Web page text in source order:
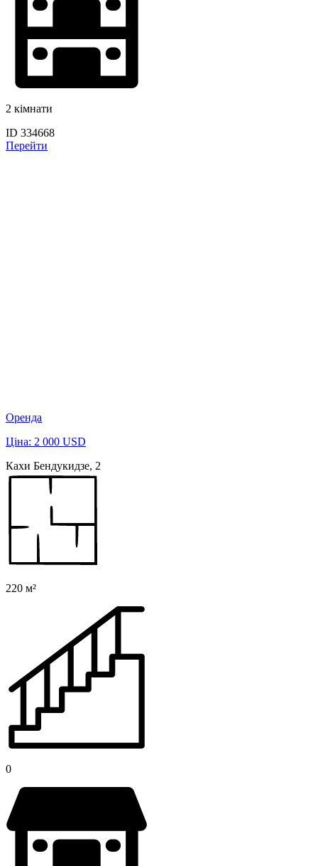
2 кімнати
ID 334668
Перейти
Оренда
Ціна: 2 000 USD
Кахи Бендукидзе, 2
220 м²
0